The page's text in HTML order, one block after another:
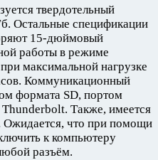
твердотельный
Остальные спецификации
15-дюймовый
работы в режиме
максимальной нагрузке
Коммуникационный
формата SD, портом
Также, имеется
Ожидается, что при помощи
к компьютеру
разъём.